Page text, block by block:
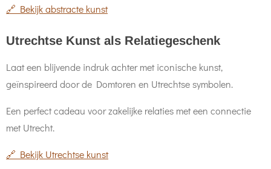
🔗 Bekijk abstracte kunst
Utrechtse Kunst als Relatiegeschenk
Laat een blijvende indruk achter met iconische kunst,
geïnspireerd door de Domtoren en Utrechtse symbolen.
Een perfect cadeau voor zakelijke relaties met een connectie
met Utrecht.
🔗 Bekijk Utrechtse kunst